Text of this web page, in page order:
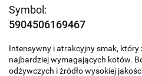
Symbol:
5904506169467
Intensywny i atrakcyjny smak,
najbardziej wymagających kotów.
odżywczych i żródło wysokiej